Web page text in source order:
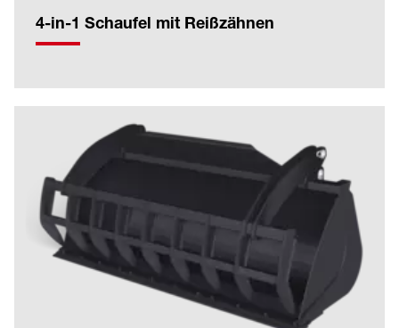
4-in-1 Schaufel mit Reißzähnen